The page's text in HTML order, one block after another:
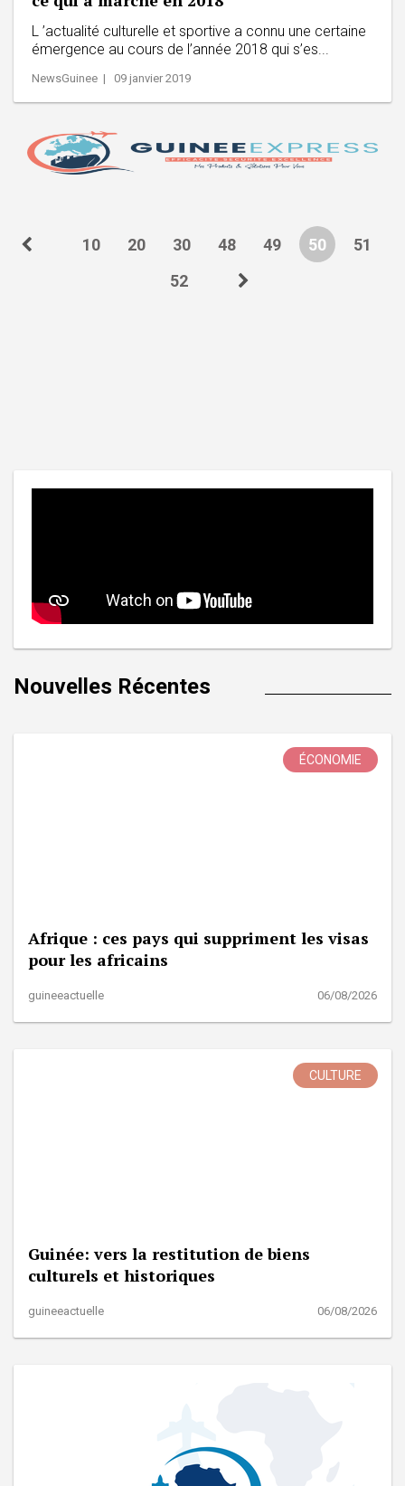
L ’actualité culturelle et sportive a connu une certaine
émergence au cours de l’année 2018 qui s’es...
NewsGuinee | 09 janvier 2019
10 20 30 48 49 50
51
52
Nouvelles Récentes
ÉCONOMIE
Afrique : ces pays qui suppriment les visas
pour les africains
guineeactuelle 06/08/2026
CULTURE
Guinée: vers la restitution de biens
culturels et historiques
guineeactuelle 06/08/2026